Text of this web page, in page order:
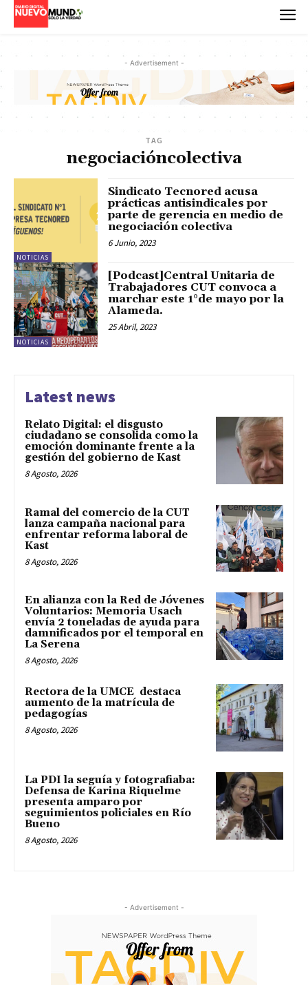
- Advertisement -
TAG
negociacióncolectiva
NOTICIAS
Sindicato Tecnored acusa
prácticas antisindicales por
parte de gerencia en medio de
negociación colectiva
6 Junio, 2023
NOTICIAS
[Podcast]Central Unitaria de
Trabajadores CUT convoca a
marchar este 1°de mayo por la
Alameda.
25 Abril, 2023
Latest news
Relato Digital: el disgusto
ciudadano se consolida como la
emoción dominante frente a la
gestión del gobierno de Kast
8 Agosto, 2026
Ramal del comercio de la CUT
lanza campaña nacional para
enfrentar reforma laboral de
Kast
8 Agosto, 2026
En alianza con la Red de Jóvenes
Voluntarios: Memoria Usach
envía 2 toneladas de ayuda para
damnificados por el temporal en
La Serena
8 Agosto, 2026
Rectora de la UMCE destaca
aumento de la matrícula de
pedagogías
8 Agosto, 2026
La PDI la seguía y fotografiaba:
Defensa de Karina Riquelme
presenta amparo por
seguimientos policiales en Río
Bueno
8 Agosto, 2026
- Advertisement -